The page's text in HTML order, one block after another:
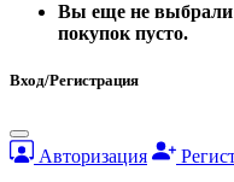
Вы еще не выбрали
покупок пусто.
Вход/Регистрация
Авторизация